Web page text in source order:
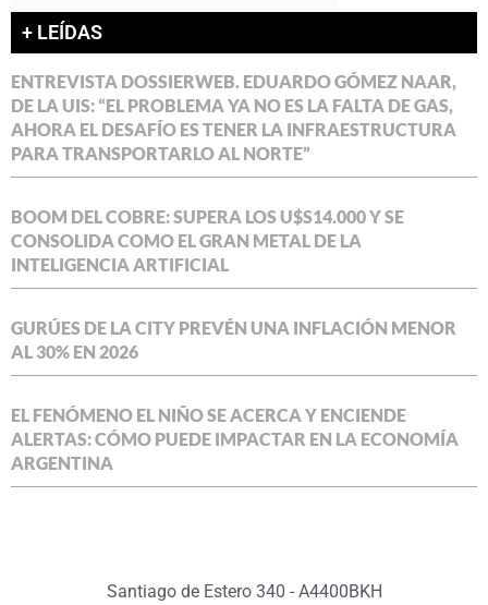
+ LEÍDAS
ENTREVISTA DOSSIERWEB. EDUARDO GÓMEZ NAAR,
DE LA UIS: “EL PROBLEMA YA NO ES LA FALTA DE GAS,
AHORA EL DESAFÍO ES TENER LA INFRAESTRUCTURA
PARA TRANSPORTARLO AL NORTE”
BOOM DEL COBRE: SUPERA LOS U$S14.000 Y SE
CONSOLIDA COMO EL GRAN METAL DE LA
INTELIGENCIA ARTIFICIAL
GURÚES DE LA CITY PREVÉN UNA INFLACIÓN MENOR
AL 30% EN 2026
EL FENÓMENO EL NIÑO SE ACERCA Y ENCIENDE
ALERTAS: CÓMO PUEDE IMPACTAR EN LA ECONOMÍA
ARGENTINA
Santiago de Estero 340 - A4400BKH